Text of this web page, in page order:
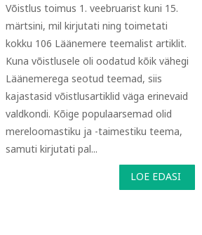
Võistlus toimus 1. veebruarist kuni 15.
märtsini, mil kirjutati ning toimetati
kokku 106 Läänemere teemalist artiklit.
Kuna võistlusele oli oodatud kõik vähegi
Läänemerega seotud teemad, siis
kajastasid võistlusartiklid väga erinevaid
valdkondi. Kõige populaarsemad olid
mereloomastiku ja -taimestiku teema,
samuti kirjutati pal...
LOE EDASI